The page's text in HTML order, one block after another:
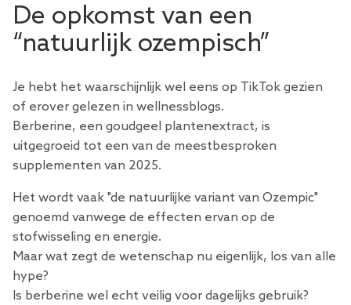
De opkomst van een
“natuurlijk ozempisch”
Je hebt het waarschijnlijk wel eens op TikTok gezien
of erover gelezen in wellnessblogs.
Berberine, een goudgeel plantenextract, is
uitgegroeid tot een van de meestbesproken
supplementen van 2025.
Het wordt vaak "de natuurlijke variant van Ozempic"
genoemd vanwege de effecten ervan op de
stofwisseling en energie.
Maar wat zegt de wetenschap nu eigenlijk, los van alle
hype?
Is berberine wel echt veilig voor dagelijks gebruik?